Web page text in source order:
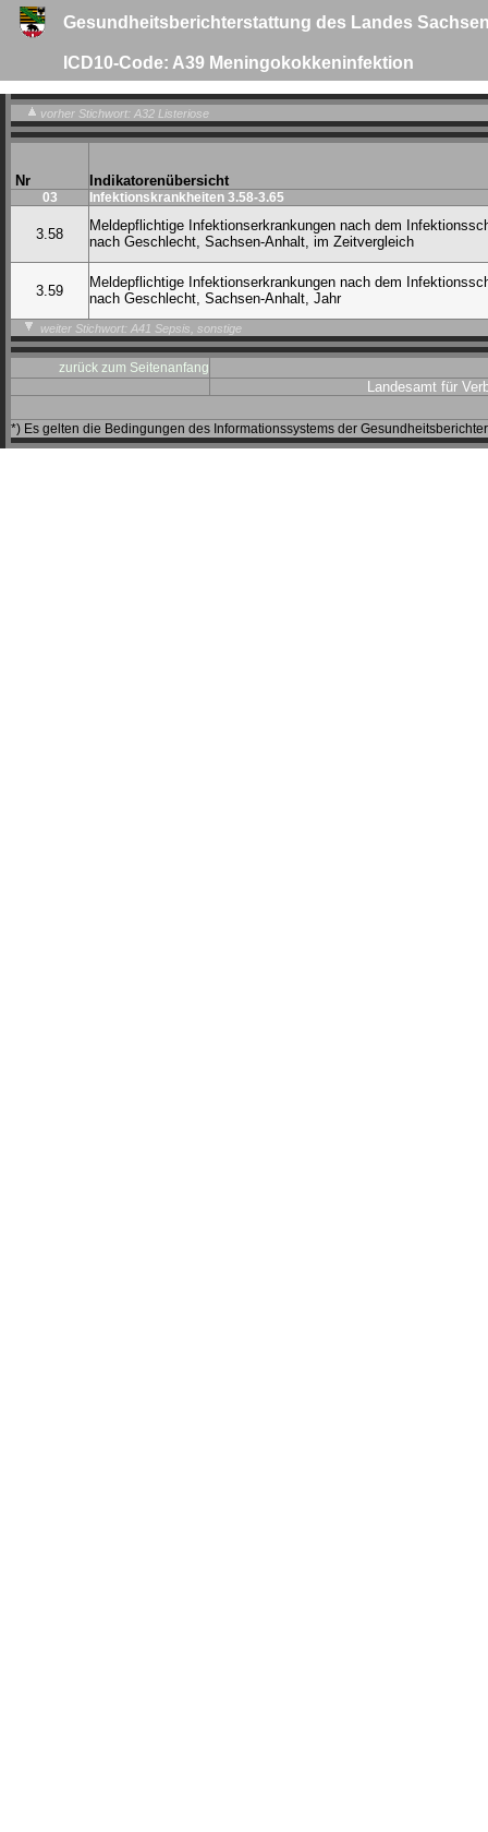
Gesundheitsberichterstattung des Landes
ICD10-Code: A39 Meningokokkeninfektion
vorher Stichwort: A32 Listeriose
Nr Indikatorenübersicht
03 Infektionskrankheiten 3.58-3.65
3.58
Meldepflichtige Infektionserkrankungen nach dem
nach Geschlecht, Sachsen-Anhalt, im Zeitvergleich
3.59
Meldepflichtige Infektionserkrankungen nach dem
nach Geschlecht, Sachsen-Anhalt, Jahr
weiter Stichwort: A41 Sepsis, sonstige
zurück zum Seitenanfang
Landesamt für
*) Es gelten die Bedingungen des Informationssystems der